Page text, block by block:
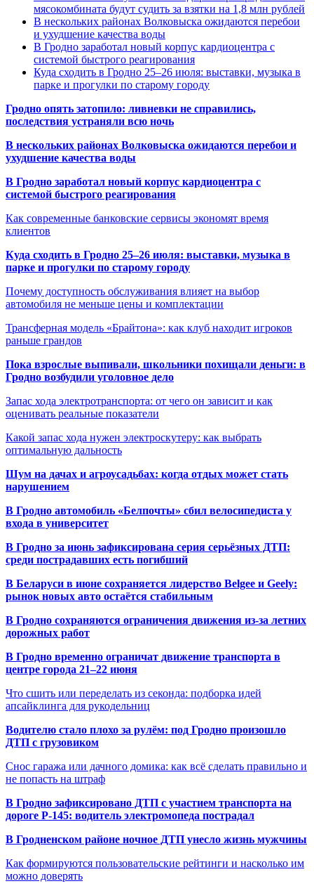
мясокомбината будут судить за взятки на 1,8 млн рублей
В нескольких районах Волковыска ожидаются перебои
и ухудшение качества воды
В Гродно заработал новый корпус кардиоцентра с
системой быстрого реагирования
Куда сходить в Гродно 25–26 июля: выставки, музыка в
парке и прогулки по старому городу
Гродно опять затопило: ливневки не справились,
последствия устраняли всю ночь
В нескольких районах Волковыска ожидаются перебои и
ухудшение качества воды
В Гродно заработал новый корпус кардиоцентра с
системой быстрого реагирования
Как современные банковские сервисы экономят время
клиентов
Куда сходить в Гродно 25–26 июля: выставки, музыка в
парке и прогулки по старому городу
Почему доступность обслуживания влияет на выбор
автомобиля не меньше цены и комплектации
Трансферная модель «Брайтона»: как клуб находит игроков
раньше грандов
Пока взрослые выпивали, школьники похищали деньги: в
Гродно возбудили уголовное дело
Запас хода электротранспорта: от чего он зависит и как
оценивать реальные показатели
Какой запас хода нужен электроскутеру: как выбрать
оптимальную дальность
Шум на дачах и агроусадьбах: когда отдых может стать
нарушением
В Гродно автомобиль «Белпочты» сбил велосипедиста у
входа в университет
В Гродно за июнь зафиксирована серия серьёзных ДТП:
среди пострадавших есть погибший
В Беларуси в июне сохраняется лидерство Belgee и Geely:
рынок новых авто остаётся стабильным
В Гродно сохраняются ограничения движения из-за летних
дорожных работ
В Гродно временно ограничат движение транспорта в
центре города 21–22 июня
Что сшить или переделать из секонда: подборка идей
апсайклинга для рукодельниц
Водителю стало плохо за рулём: под Гродно произошло
ДТП с грузовиком
Снос гаража или дачного домика: как всё сделать правильно и
не попасть на штраф
В Гродно зафиксировано ДТП с участием транспорта на
дороге Р-145: водитель электромопеда пострадал
В Гродненском районе ночное ДТП унесло жизнь мужчины
Как формируются пользовательские рейтинги и насколько им
можно доверять